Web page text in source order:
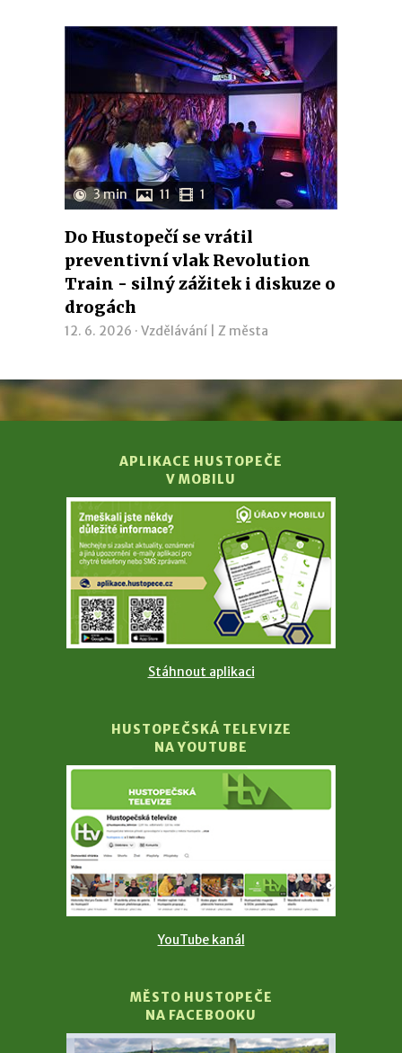
3 min 11 1
Do Hustopečí se vrátil
preventivní vlak Revolution
Train - silný zážitek i diskuze o
drogách
12. 6. 2026 · Vzdělávání| Z města
APLIKACE HUSTOPEČE
V MOBILU
Stáhnout aplikaci
HUSTOPEČSKÁ TELEVIZE
NA YOUTUBE
YouTube kanál
MĚSTO HUSTOPEČE
NA FACEBOOKU